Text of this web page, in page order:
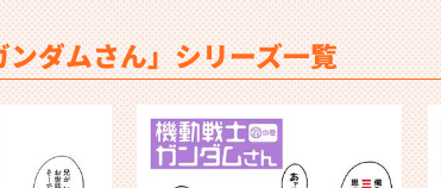
ンダムさん」シリーズ一覧